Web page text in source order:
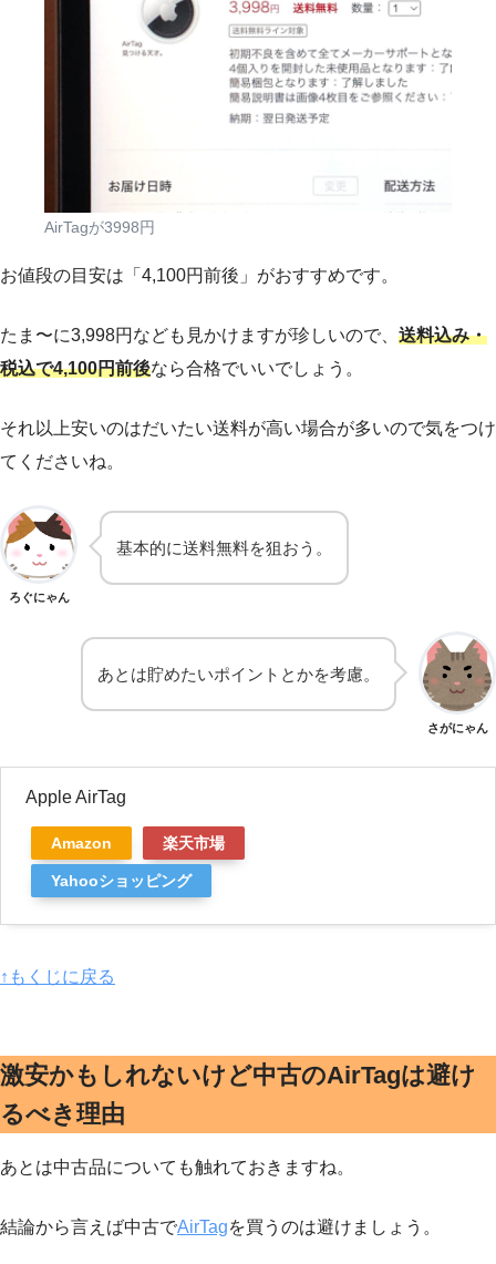
AirTagが3998円
お値段の目安は「4,100円前後」がおすすめです。
たま〜に3,998円なども見かけますが珍しいので、 送料込み・
税込で4,100円前後なら合格でいいでしょう。
それ以上安いのはだいたい送料が高い場合が多いので気をつけ
てくださいね。
ろぐにゃん
基本的に送料無料を狙おう。
さがにゃん
あとは貯めたいポイントとかを考慮。
Apple AirTag
Amazon 楽天市場
Yahooショッピング
↑もくじに戻る
激安かもしれないけど中古のAirTagは避け
るべき理由
あとは中古品についても触れておきますね。
結論から言えば中古でAirTagを買うのは避けましょう。